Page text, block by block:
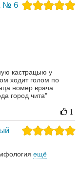
№ 6
кастрацыю у
ходит голом по
номер врача
город чита"
1
ещё